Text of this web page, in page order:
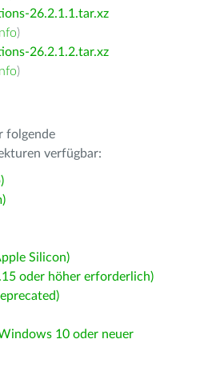
26.2.1.1.tar.xz
Info)
26.2.1.2.tar.xz
Info)
folgende
verfügbar:
Silicon)
oder höher erforderlich)
10 oder neuer